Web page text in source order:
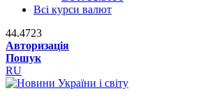
Всі курси валют
44.4723
Авторизація
Пошук
RU